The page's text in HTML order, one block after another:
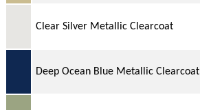
Clear Silver Metallic Clearcoat
Deep Ocean Blue Metallic Clearcoat